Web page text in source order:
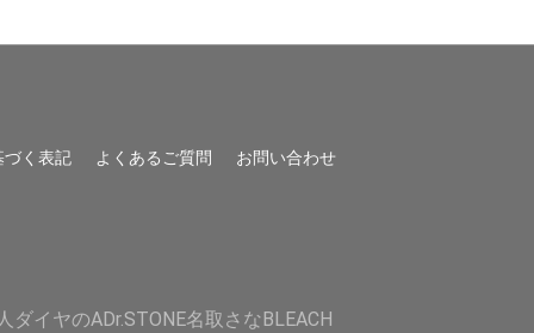
く表記 よくあるご質問 お問い合わせ
ダイヤのADr.STONE名取さな BLEACH